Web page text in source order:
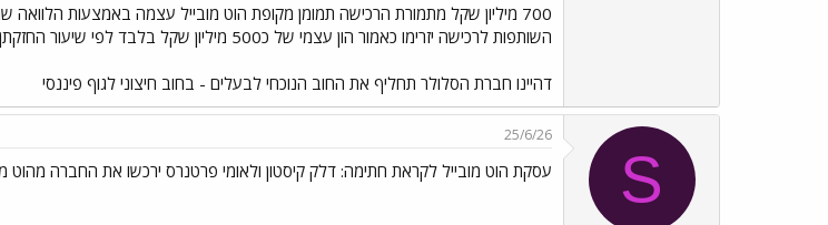
השותפות לרכישה יזרימו כאמור הון עצמי של כ500 מיליון שקל בלבד לפי שיעור החזקתן
דהיינו חברת הסלולר תחליף את החוב הנוכחי לבעלים - בחוב חיצוני לגוף פיננסי
S
25/6/26
עסקת הוט מובייל לקראת חתימה: דלק קיסטון ולאומי פרטנרס ירכשו את החברה מהוט